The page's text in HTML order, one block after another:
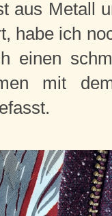
aus Metall
habe ich
einen
mit